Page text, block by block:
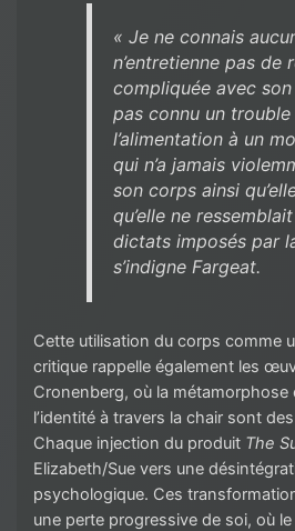
« Je ne connais
n’entretienne pas de
compliquée avec son
pas connu un trouble
l’alimentation à un
qui n’a jamais
son corps ainsi
qu’elle ne
dictats imposés par
s’indigne Fargeat.
Cette utilisation du corps comme
critique rappelle également les
Cronenberg, où la
l’identité à travers la chair sont
Chaque injection du produit The
Elizabeth/Sue vers une
psychologique. Ces
une perte progressive de soi, où